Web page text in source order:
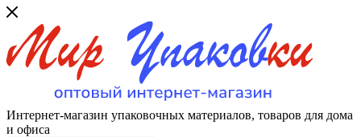
Интернет-магазин упаковочных материалов, товаров для дома
и офиса